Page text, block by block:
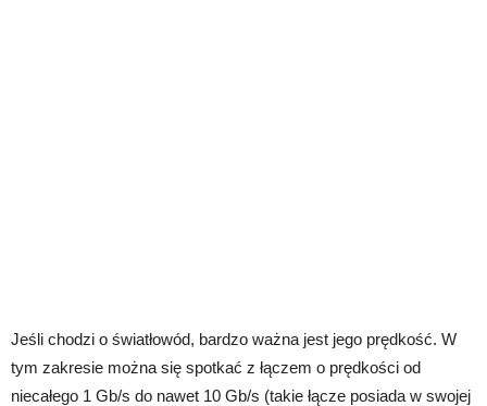
Jeśli chodzi o światłowód, bardzo ważna jest jego prędkość. W
tym zakresie można się spotkać z łączem o prędkości od
niecałego 1 Gb/s do nawet 10 Gb/s (takie łącze posiada w swojej